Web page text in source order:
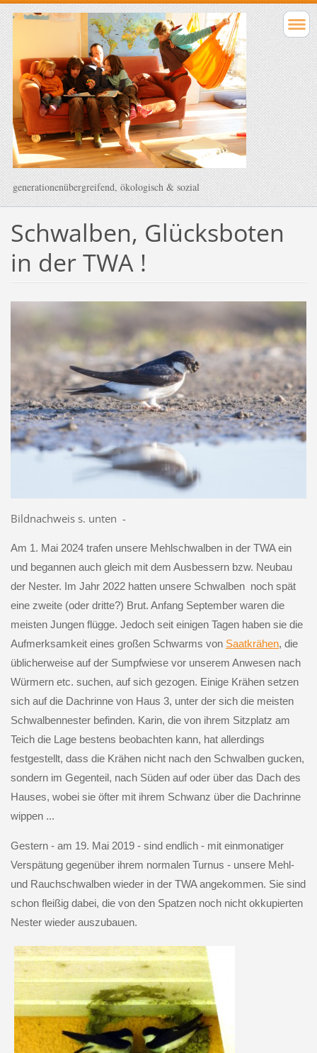
generationenübergreifend, ökologisch & sozial
Schwalben, Glücksboten
in der TWA !
Bildnachweis s. unten -
Am 1. Mai 2024 trafen unsere Mehlschwalben in der TWA ein
und begannen auch gleich mit dem Ausbessern bzw. Neubau
der Nester. Im Jahr 2022 hatten unsere Schwalben noch spät
eine zweite (oder dritte?) Brut. Anfang September waren die
meisten Jungen flügge. Jedoch seit einigen Tagen haben sie die
Aufmerksamkeit eines großen Schwarms von Saatkrähen, die
üblicherweise auf der Sumpfwiese vor unserem Anwesen nach
Würmern etc. suchen, auf sich gezogen. Einige Krähen setzen
sich auf die Dachrinne von Haus 3, unter der sich die meisten
Schwalbennester befinden. Karin, die von ihrem Sitzplatz am
Teich die Lage bestens beobachten kann, hat allerdings
festgestellt, dass die Krähen nicht nach den Schwalben gucken,
sondern im Gegenteil, nach Süden auf oder über das Dach des
Hauses, wobei sie öfter mit ihrem Schwanz über die Dachrinne
wippen ...
Gestern - am 19. Mai 2019 - sind endlich - mit einmonatiger
Verspätung gegenüber ihrem normalen Turnus - unsere Mehl-
und Rauchschwalben wieder in der TWA angekommen. Sie sind
schon fleißig dabei, die von den Spatzen noch nicht okkupierten
Nester wieder auszubauen.